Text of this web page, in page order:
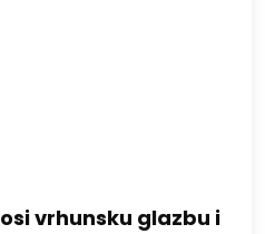
vrhunsku glazbu i